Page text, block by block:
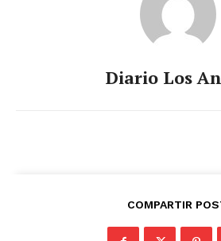
Diario Los
COMPARTIR